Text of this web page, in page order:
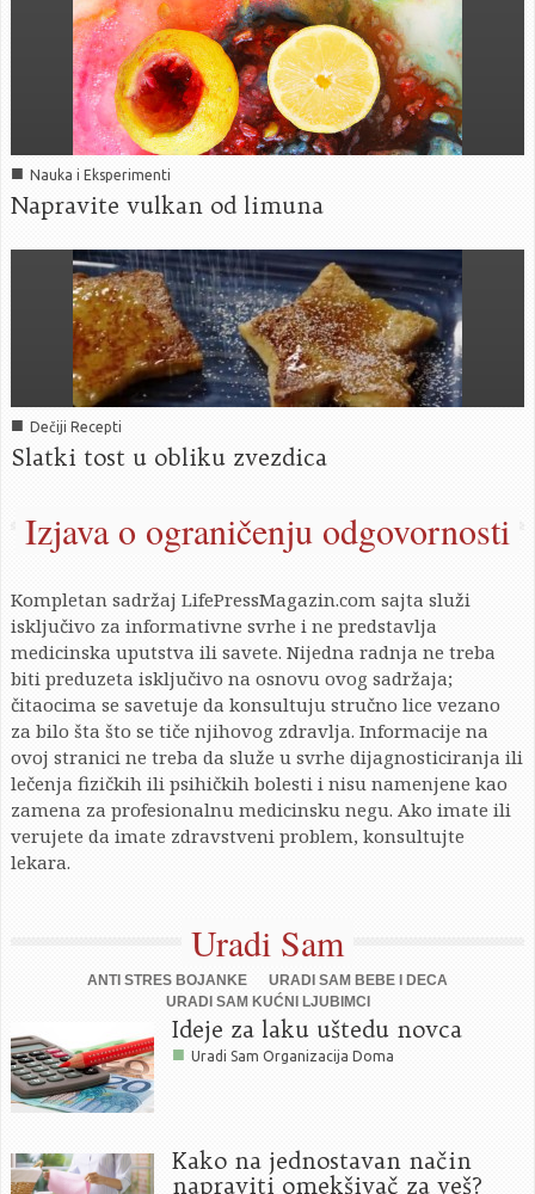
■ Nauka i Eksperimenti
Napravite vulkan od limuna
■ Dečiji Recepti
Slatki tost u obliku zvezdica
Izjava o ograničenju odgovornosti
Kompletan sadržaj LifePressMagazin.com sajta služi
isključivo za informativne svrhe i ne predstavlja
medicinska uputstva ili savete. Nijedna radnja ne treba
biti preduzeta isključivo na osnovu ovog sadržaja;
čitaocima se savetuje da konsultuju stručno lice vezano
za bilo šta što se tiče njihovog zdravlja. Informacije na
ovoj stranici ne treba da služe u svrhe dijagnosticiranja ili
lečenja fizičkih ili psihičkih bolesti i nisu namenjene kao
zamena za profesionalnu medicinsku negu. Ako imate ili
verujete da imate zdravstveni problem, konsultujte
lekara.
Uradi Sam
ANTI STRES BOJANKE
URADI SAM BEBE I DECA
URADI SAM KUĆNI LJUBIMCI
Ideje za laku uštedu novca
■ Uradi Sam Organizacija Doma
Kako na jednostavan način
napraviti omekšivač za veš?